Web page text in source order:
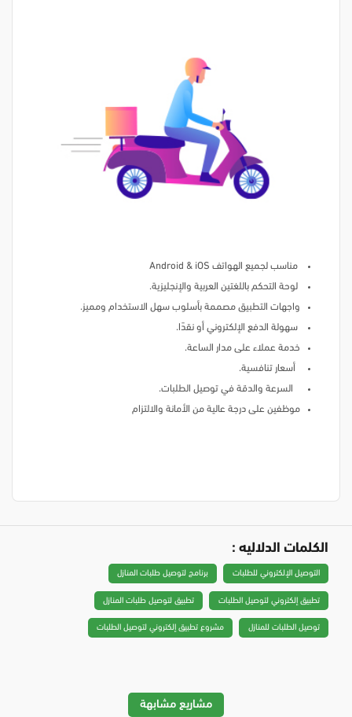
مناسب لجميع الهواتف Android & iOS
لوحة التحكم باللغتين العربية والإنجليزية.
واجهات التطبيق مصممة بأسلوب سهل الاستخدام ومميز.
سهولة الدفع الإلكتروني أو نقدًا.
خدمة عملاء على مدار الساعة.
أسعار تنافسية.
السرعة والدقة في توصيل الطلبات.
موظفين على درجة عالية من الأمانة والالتزام
الكلمات الدلاليه :
التوصيل الإلكتروني للطلبات برنامج لتوصيل طلبات المنازل
تطبيق إلكتروني لتوصيل الطلبات تطبيق لتوصيل طلبات المنازل
توصيل الطلبات للمنازل مشروع تطبيق إلكتروني لتوصيل الطلبات
مشاريع مشابهة